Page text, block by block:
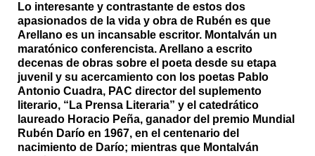
Lo interesante y contrastante de estos dos
apasionados de la vida y obra de Rubén es que
Arellano es un incansable escritor. Montalván un
maratónico conferencista. Arellano a escrito
decenas de obras sobre el poeta desde su etapa
juvenil y su acercamiento con los poetas Pablo
Antonio Cuadra, PAC director del suplemento
literario, “La Prensa Literaria” y el catedrático
laureado Horacio Peña, ganador del premio Mundial
Rubén Darío en 1967, en el centenario del
nacimiento de Darío; mientras que Montalván